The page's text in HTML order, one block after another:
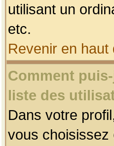
utilisant un
etc.
Revenir en haut
Comment
liste des
Dans votre
vous choisissez